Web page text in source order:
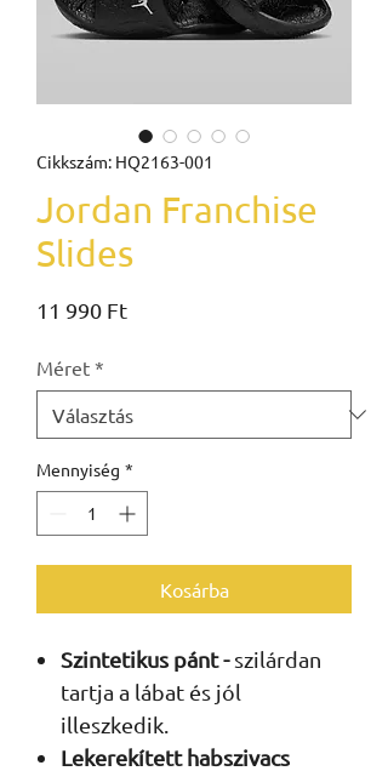
Cikkszám: HQ2163-001
Jordan Franchise
Slides
11 990 FtÁr
Méret *
Mennyiség *
Kosárba
Szintetikus pánt -szilárdan
tartja a lábat és jól
illeszkedik.
Lekerekített habszivacs